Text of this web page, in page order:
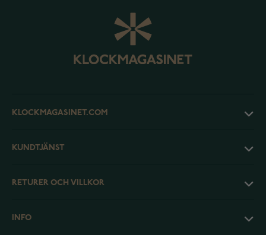
KLOCKMAGASINET.COM
KUNDTJÄNST
RETURER OCH VILLKOR
INFO